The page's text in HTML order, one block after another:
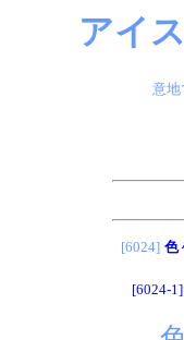
アイ
意地
[6024] 色
[6024-1]